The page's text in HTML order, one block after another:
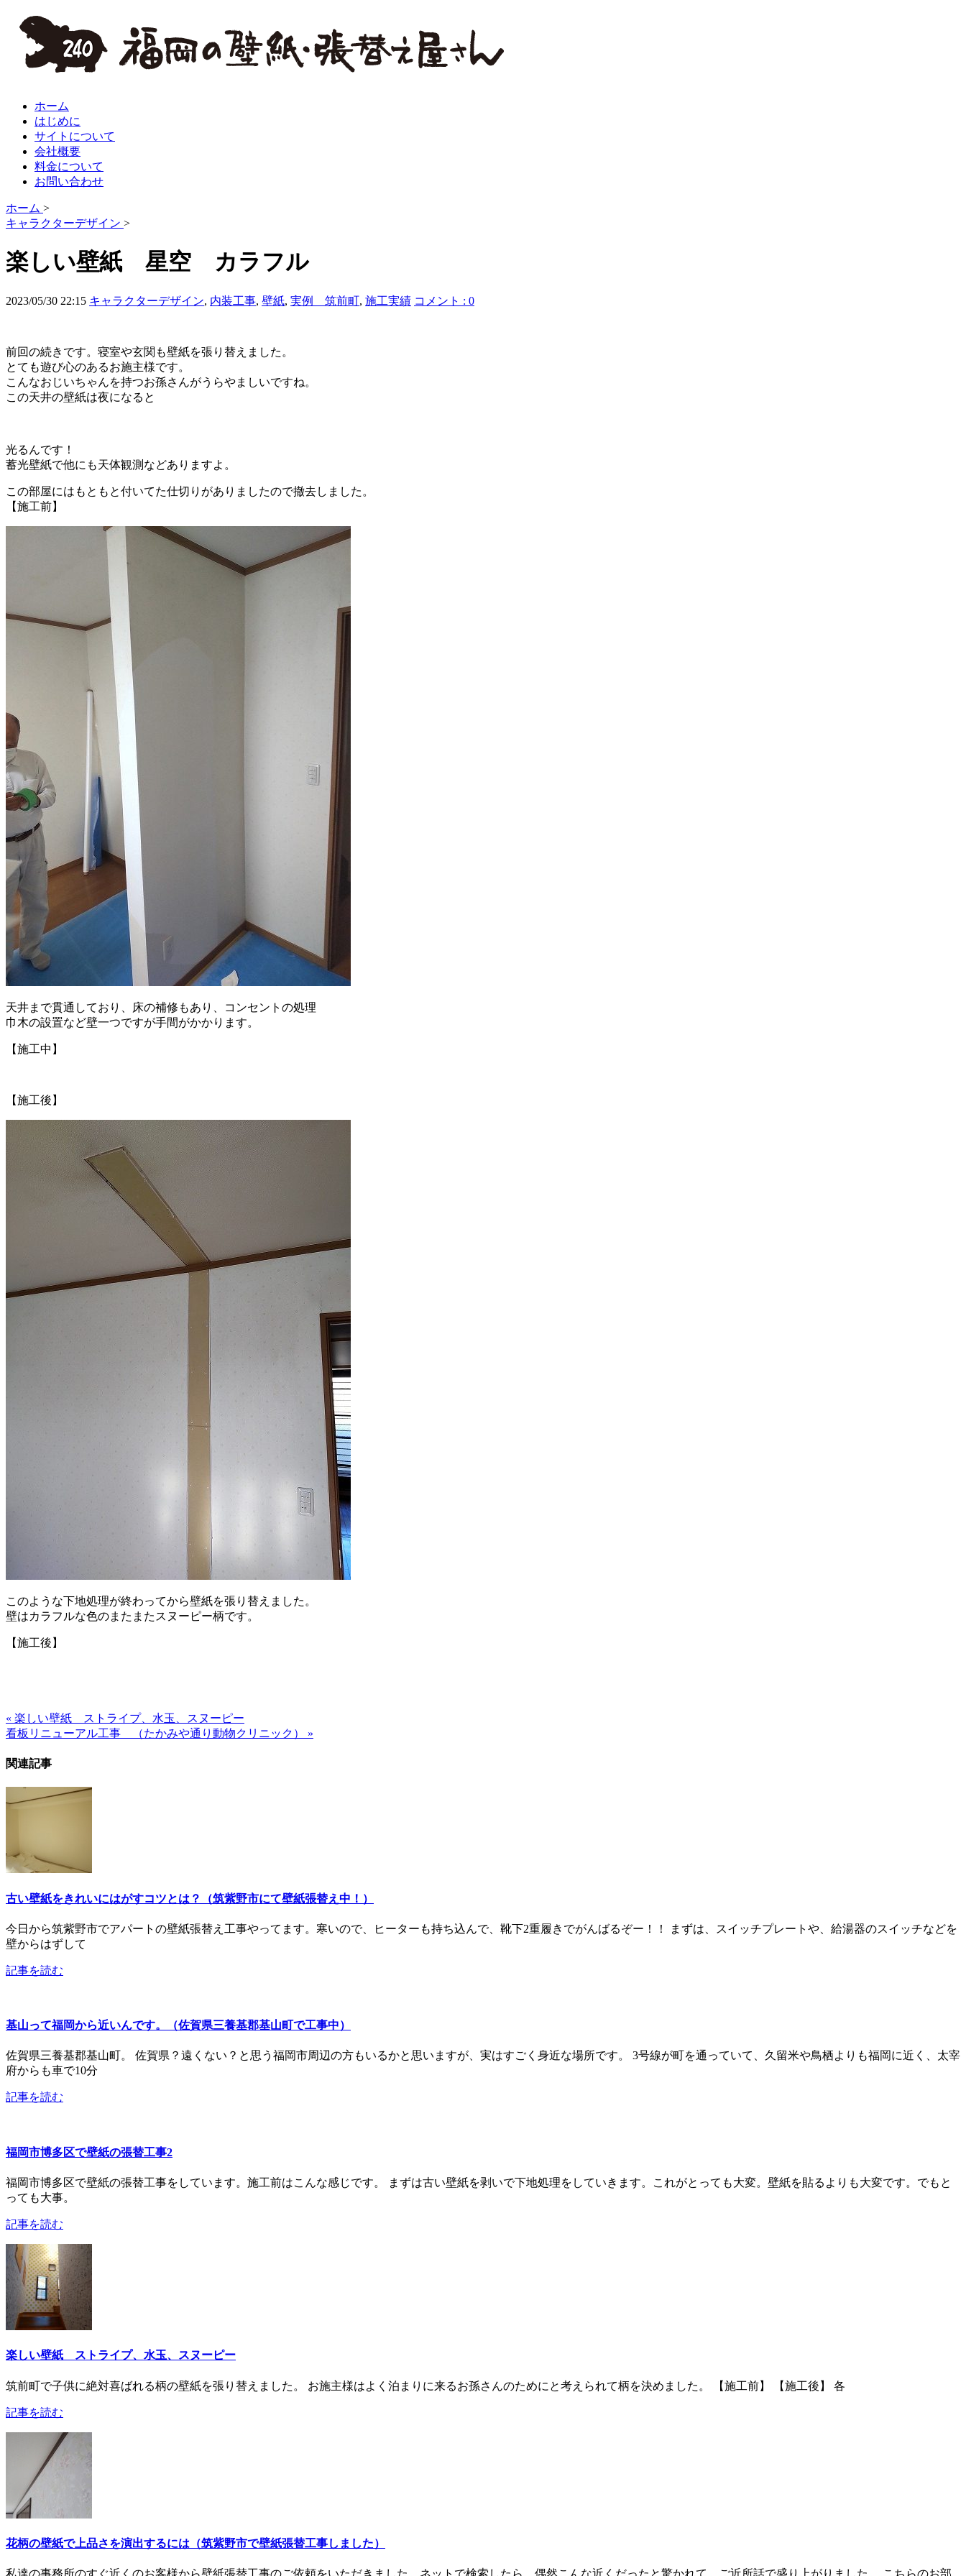
ホーム
はじめに
サイトについて
会社概要
料金について
お問い合わせ
ホーム >
キャラクターデザイン >
楽しい壁紙 星空 カラフル
2023/05/30 22:15 キャラクターデザイン, 内装工事, 壁紙, 実例 筑前町, 施工実績 コメント : 0
前回の続きです。寝室や玄関も壁紙を張り替えました。
とても遊び心のあるお施主様です。
こんなおじいちゃんを持つお孫さんがうらやましいですね。
この天井の壁紙は夜になると
光るんです！
蓄光壁紙で他にも天体観測などありますよ。
この部屋にはもともと付いてた仕切りがありましたので撤去しました。
【施工前】
天井まで貫通しており、床の補修もあり、コンセントの処理
巾木の設置など壁一つですが手間がかかります。
【施工中】
【施工後】
このような下地処理が終わってから壁紙を張り替えました。
壁はカラフルな色のまたまたスヌーピー柄です。
【施工後】
« 楽しい壁紙 ストライプ、水玉、スヌーピー
看板リニューアル工事 （たかみや通り動物クリニック） »
関連記事
古い壁紙をきれいにはがすコツとは？（筑紫野市にて壁紙張替え中！）
今日から筑紫野市でアパートの壁紙張替え工事やってます。寒いので、ヒーターも持ち込んで、靴下2重履きでがんばるぞー！！ まずは、スイッチプレートや、給湯器のスイッチなどを
壁からはずして
記事を読む
基山って福岡から近いんです。（佐賀県三養基郡基山町で工事中）
佐賀県三養基郡基山町。 佐賀県？遠くない？と思う福岡市周辺の方もいるかと思いますが、実はすごく身近な場所です。 3号線が町を通っていて、久留米や鳥栖よりも福岡に近く、太宰
府からも車で10分
記事を読む
福岡市博多区で壁紙の張替工事2
福岡市博多区で壁紙の張替工事をしています。施工前はこんな感じです。 まずは古い壁紙を剥いで下地処理をしていきます。これがとっても大変。壁紙を貼るよりも大変です。でもと
っても大事。
記事を読む
楽しい壁紙 ストライプ、水玉、スヌーピー
筑前町で子供に絶対喜ばれる柄の壁紙を張り替えました。 お施主様はよく泊まりに来るお孫さんのためにと考えられて柄を決めました。 【施工前】 【施工後】 各
記事を読む
花柄の壁紙で上品さを演出するには（筑紫野市で壁紙張替工事しました）
私達の事務所のすぐ近くのお客様から壁紙張替工事のご依頼をいただきました。ネットで検索したら、偶然こんな近くだったと驚かれて、ご近所話で盛り上がりました。 こちらのお部